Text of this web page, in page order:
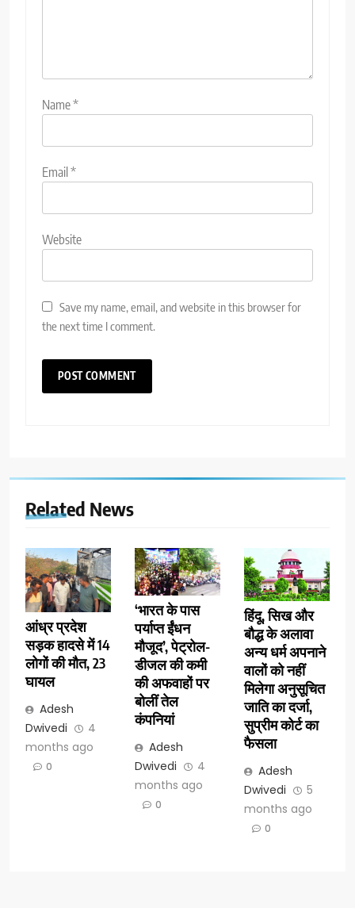
Name*
Email*
Website
Save my name, email, and website in this browser for
the next time I comment.
Related News
आंध्र प्रदेश
सड़क हादसे में 14
लोगों की मौत, 23
घायल
Adesh
Dwivedi
4
months ago
0
‘भारत के पास
पर्याप्त ईंधन
मौजूद’, पेट्रोल-
डीजल की कमी
की अफवाहों पर
बोलीं तेल
कंपनियां
Adesh
Dwivedi
4
months ago
0
हिंदू, सिख और
बौद्ध के अलावा
अन्य धर्म अपनाने
वालों को नहीं
मिलेगा अनुसूचित
जाति का दर्जा,
सुप्रीम कोर्ट का
फैसला
Adesh
Dwivedi
5
months ago
0